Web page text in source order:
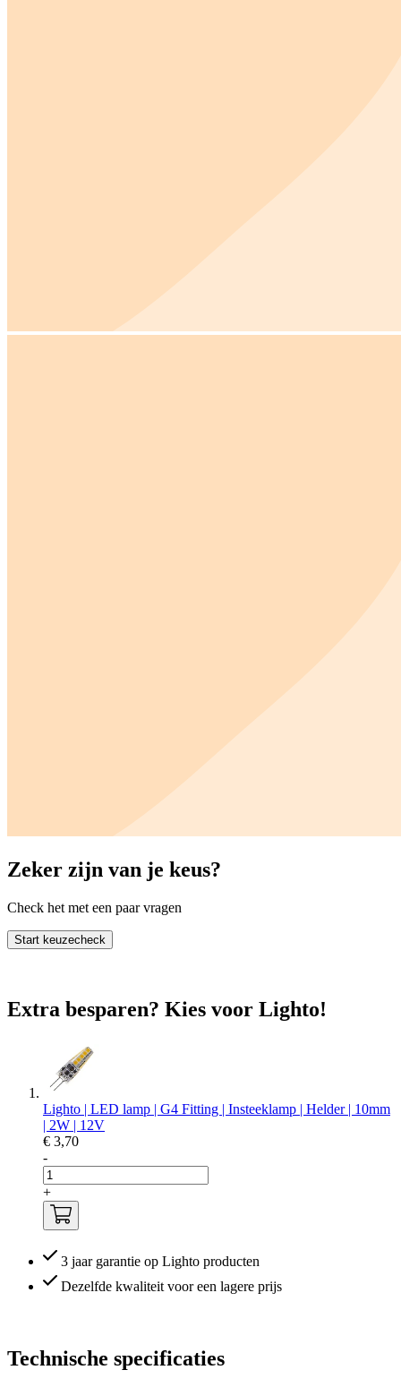
Zeker zijn van je keus?
Check het met een paar vragen
Start keuzecheck
Extra besparen? Kies voor Lighto!
Lighto | LED lamp | G4 Fitting | Insteeklamp | Helder | 10mm
| 2W | 12V
€ 3,70
-
+
3 jaar garantie op Lighto producten
Dezelfde kwaliteit voor een lagere prijs
Technische specificaties